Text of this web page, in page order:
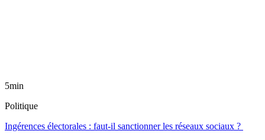
5min
Politique
Ingérences électorales : faut-il sanctionner les réseaux sociaux ?